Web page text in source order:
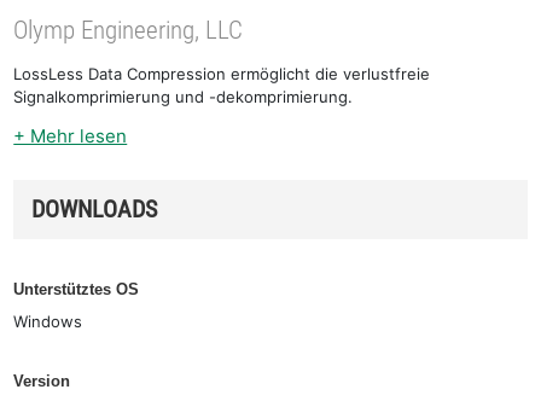
Olymp Engineering, LLC
LossLess Data Compression ermöglicht die verlustfreie
Signalkomprimierung und -dekomprimierung.
+ Mehr lesen
DOWNLOADS
Unterstütztes OS
Windows
Version